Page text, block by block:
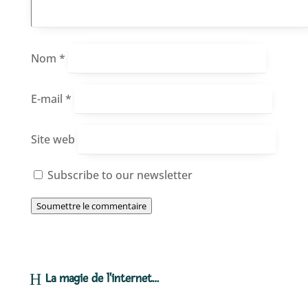
Nom *
E-mail *
Site web
Subscribe to our newsletter
Soumettre le commentaire
La magie de l'internet…